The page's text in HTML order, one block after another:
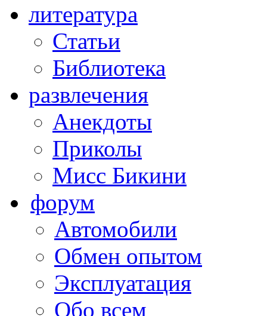
литература
Статьи
Библиотека
развлечения
Анекдоты
Приколы
Мисс Бикини
форум
Автомобили
Обмен опытом
Эксплуатация
Обо всем